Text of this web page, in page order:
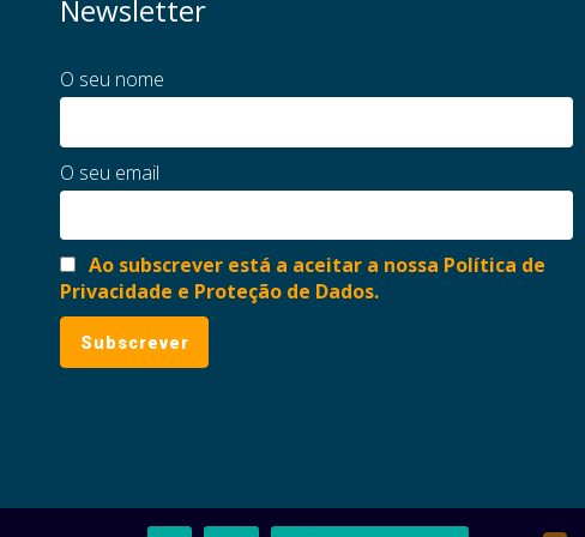
Newsletter
O seu nome
O seu email
Ao subscrever está a aceitar a nossa Política de
Privacidade e Proteção de Dados.